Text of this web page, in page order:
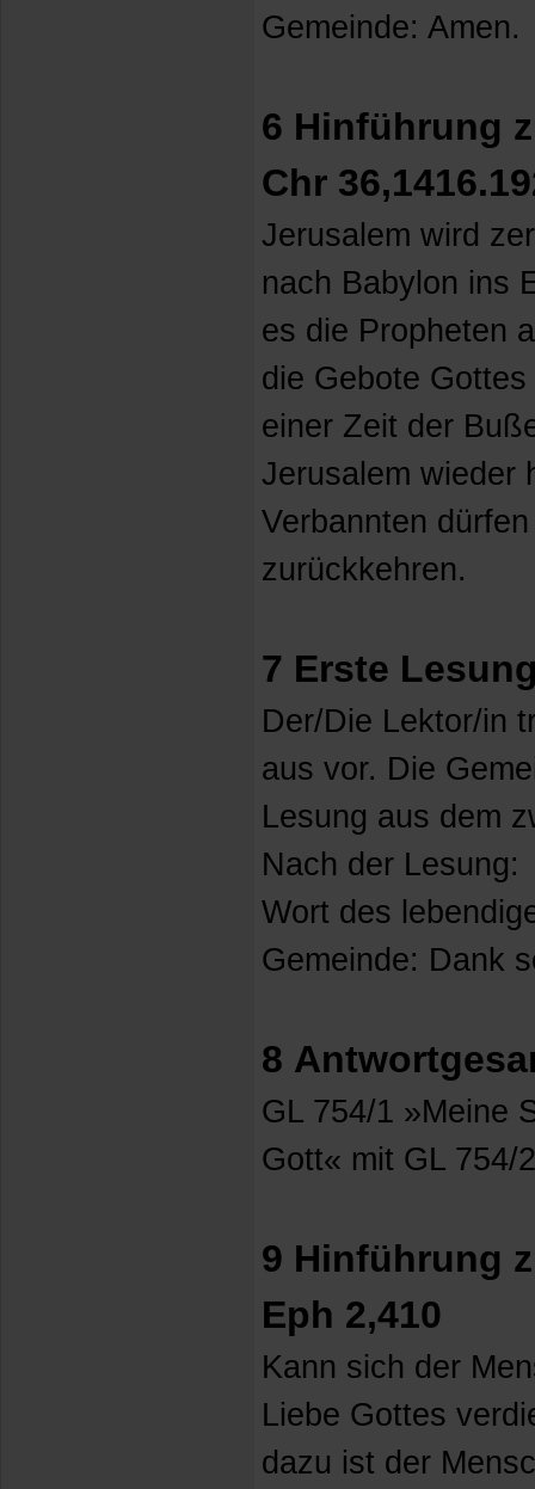
Gemeinde: Amen.
6 Hinführung
Chr
Jerusalem wird
nach Babylon ins
es die Propheten
die Gebote
einer Zeit der
Jerusalem wieder
Verbannten
zurückkehren.
7 Erste
Der/Die Lektor/in
aus vor. Die
Lesung aus dem
Nach der Lesung:
Wort des
Gemeinde: Dank
8
GL 754/1 »Meine
Gott« mit GL 754/
9 Hinführung
Eph 2,410
Kann sich der
Liebe Gottes
dazu ist der